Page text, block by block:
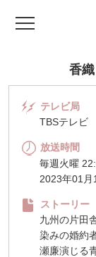
香
テレビ局
TBSテレビ
放送時間
毎週火曜
2023年01月
ストーリー
九州の片田
染みの婚約
瀬廉演じる